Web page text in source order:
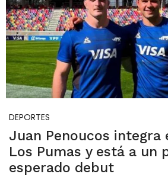
DEPORTES
Juan Penoucos integra
Los Pumas y está a un
esperado debut